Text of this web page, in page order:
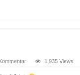
1,935 Views